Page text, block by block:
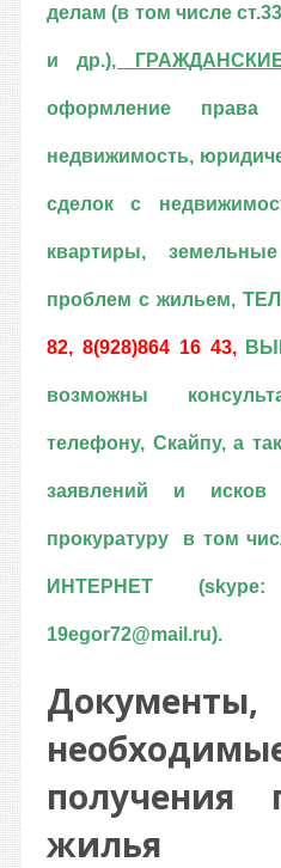
делам (в том числе
и др.),
оформление права
недвижимость,
сделок с
квартиры,
проблем с жильем,
82, 8(928)864 16 43,
возможны
телефону, Скайпу, а
заявлений и
прокуратуру в том
ИНТЕРНЕТ
19egor72@mail.ru).
Документы,
получения
жилья